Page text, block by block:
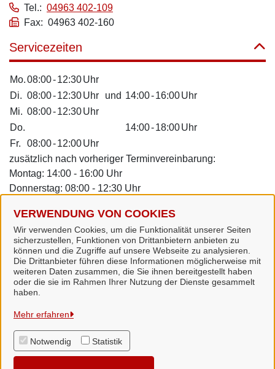
VERWENDUNG VON COOKIES
Wir verwenden Cookies, um die Funktionalität unserer Seiten
sicherzustellen, Funktionen von Drittanbietern anbieten zu
können und die Zugriffe auf unsere Webseite zu analysieren.
Die Drittanbieter führen diese Informationen möglicherweise mit
weiteren Daten zusammen, die Sie ihnen bereitgestellt haben
oder die sie im Rahmen Ihrer Nutzung der Dienste gesammelt
haben.
Mehr erfahren
Notwendig Statistik
Tel.: 04963 402-109
Fax: 04963 402-160
Servicezeiten
Mo.08:00-12:30Uhr
Di. 08:00-12:30Uhr und 14:00-16:00Uhr
Mi. 08:00-12:30Uhr
Do.
14:00-18:00Uhr
Fr.
08:00-12:00Uhr
zusätzlich nach vorheriger Terminvereinbarung:
Montag: 14:00 - 16:00 Uhr
Donnerstag: 08:00 - 12:30 Uhr
Dienstleistungen
Alle zugeordneten Einrichtungen
Samtgemeinde Dörpen
Alle Rechte vorbehalten